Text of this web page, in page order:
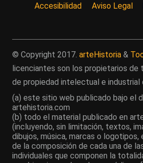
Accesibilidad
Aviso Legal
© Copyright 2017. arteHistoria &
licenciantes son los propietarios de
de propiedad intelectual e industrial
(a) este sitio web publicado bajo el
artehistoria.com
(b) todo el material publicado en
(incluyendo, sin limitación, textos,
dibujos, música, marcas o
de la composición de cada una de
individuales que componen la